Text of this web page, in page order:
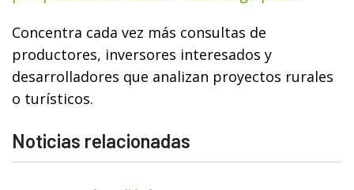
Concentra cada vez más consultas de
productores, inversores interesados y
desarrolladores que analizan proyectos rurales
o turísticos.
Noticias relacionadas